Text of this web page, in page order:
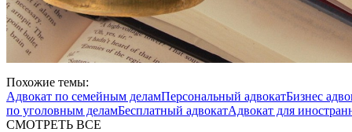
Похожие темы:
Адвокат по семейным деламПерсональный адвокатБизнес
по уголовным деламБесплатный адвокатАдвокат для
СМОТРЕТЬ ВСЕ